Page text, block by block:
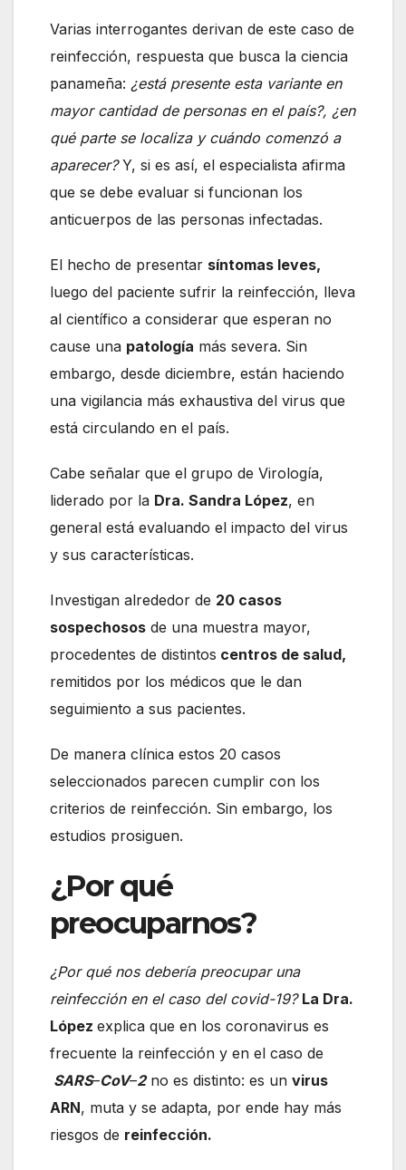
Varias interrogantes derivan de este caso de
reinfección, respuesta que busca la ciencia
panameña: ¿está presente esta variante en
mayor cantidad de personas en el país?, ¿en
qué parte se localiza y cuándo comenzó a
aparecer?Y, si es así, el especialista afirma
que se debe evaluar si funcionan los
anticuerpos de las personas infectadas.
El hecho de presentar síntomas leves,
luego del paciente sufrir la reinfección, lleva
al científico a considerar que esperan no
cause una patología más severa. Sin
embargo, desde diciembre, están haciendo
una vigilancia más exhaustiva del virus que
está circulando en el país.
Cabe señalar que el grupo de Virología,
liderado por la Dra. Sandra López, en
general está evaluando el impacto del virus
y sus características.
Investigan alrededor de 20 casos
sospechosos de una muestra mayor,
procedentes de distintos centros de salud,
remitidos por los médicos que le dan
seguimiento a sus pacientes.
De manera clínica estos 20 casos
seleccionados parecen cumplir con los
criterios de reinfección. Sin embargo, los
estudios prosiguen.
¿Por qué
preocuparnos?
¿Por qué nos debería preocupar una
reinfección en el caso del covid-19? La Dra.
López explica que en los coronavirus es
frecuente la reinfección y en el caso de
SARS–CoV–2no es distinto: es un virus
ARN, muta y se adapta, por ende hay más
riesgos de reinfección.